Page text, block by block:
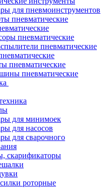
для пневмоинструментов
пневматические
пневматические
пневматические
пневматические
пневматические
для минимоек
для насосов
для сварочного
скарификаторы
роторные